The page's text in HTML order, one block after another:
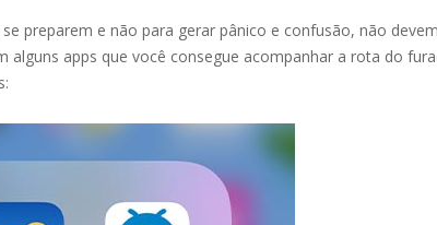
preparem e não para gerar pânico e confusão, não
alguns apps que você consegue acompanhar a rota do